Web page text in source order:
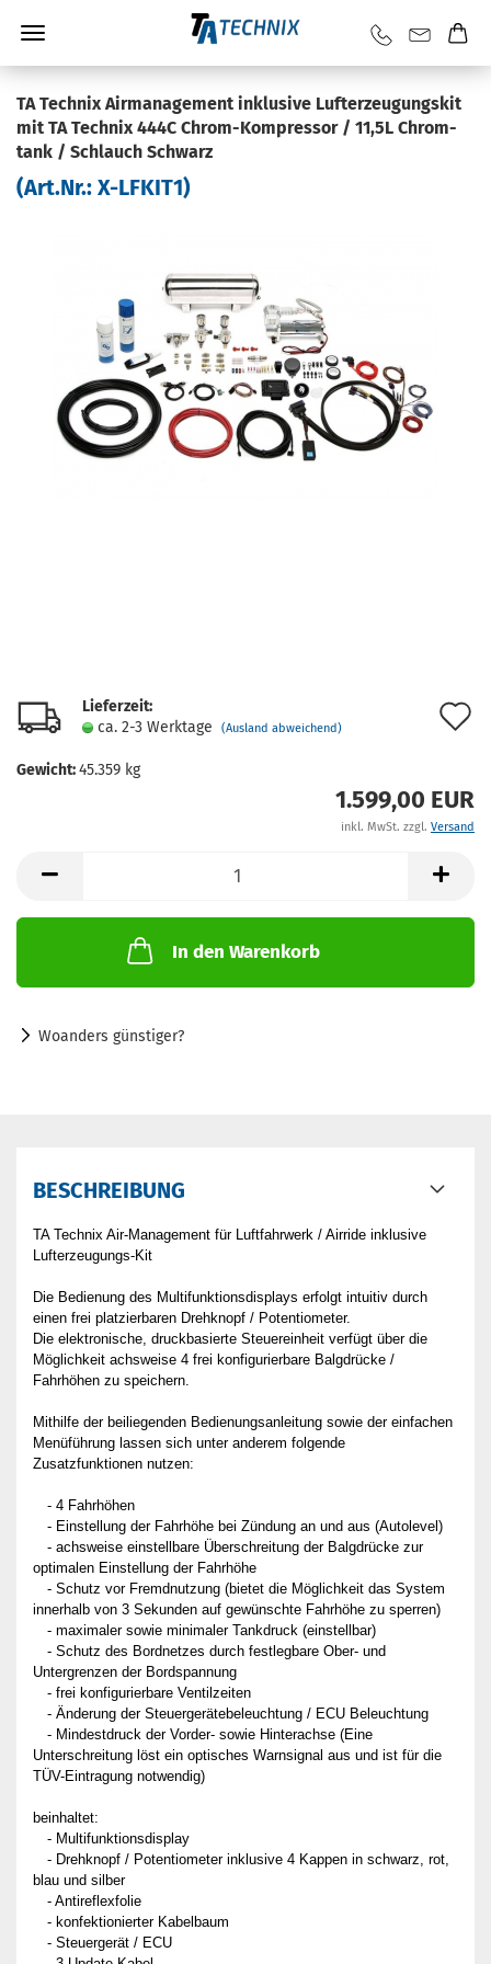
TA Tech­nix Air­ma­nage­ment in­klu­si­ve Luft­er­zeu­gungs­kit
mit TA Tech­nix 444C Chrom-​Kompressor / 11,5L Chrom­
tank / Schlauch Schwarz
(Art.Nr.: X-​LFKIT1)
Lieferzeit:
ca. 2-3 Werktage
(Ausland abweichend)
Gewicht:45.359 kg
1.599,00 EUR
inkl. MwSt. zzgl. Versand
In den Warenkorb
Woanders günstiger?
BESCHREIBUNG
TA Technix Air-Management für Luftfahrwerk / Airride inklusive
Lufterzeugungs-Kit
Die Bedienung des Multifunktionsdisplays erfolgt intuitiv durch
einen frei platzierbaren Drehknopf / Potentiometer.
Die elektronische, druckbasierte Steuereinheit verfügt über die
Möglichkeit achsweise 4 frei konfigurierbare Balgdrücke /
Fahrhöhen zu speichern.
Mithilfe der beiliegenden Bedienungsanleitung sowie der einfachen
Menüführung lassen sich unter anderem folgende
Zusatzfunktionen nutzen:
- 4 Fahrhöhen
- Einstellung der Fahrhöhe bei Zündung an und aus (Autolevel)
- achsweise einstellbare Überschreitung der Balgdrücke zur
optimalen Einstellung der Fahrhöhe
- Schutz vor Fremdnutzung (bietet die Möglichkeit das System
innerhalb von 3 Sekunden auf gewünschte Fahrhöhe zu sperren)
- maximaler sowie minimaler Tankdruck (einstellbar)
- Schutz des Bordnetzes durch festlegbare Ober- und
Untergrenzen der Bordspannung
- frei konfigurierbare Ventilzeiten
- Änderung der Steuergerätebeleuchtung / ECU Beleuchtung
- Mindestdruck der Vorder- sowie Hinterachse (Eine
Unterschreitung löst ein optisches Warnsignal aus und ist für die
TÜV-Eintragung notwendig)
beinhaltet:
- Multifunktionsdisplay
- Drehknopf / Potentiometer inklusive 4 Kappen in schwarz, rot,
blau und silber
- Antireflexfolie
- konfektionierter Kabelbaum
- Steuergerät / ECU